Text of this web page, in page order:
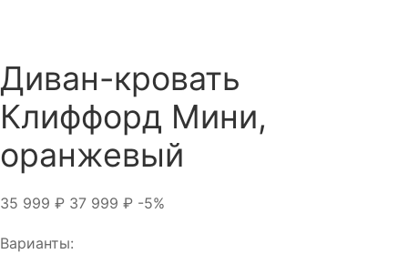
Диван-кровать
Клиффорд Мини,
оранжевый
35 999 ₽ 37 999 ₽ -5%
Варианты: